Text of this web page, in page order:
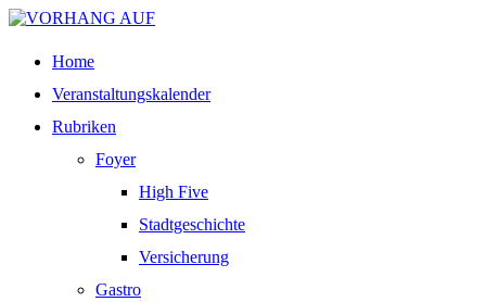
Home
Veranstaltungskalender
Rubriken
Foyer
High Five
Stadtgeschichte
Versicherung
Gastro